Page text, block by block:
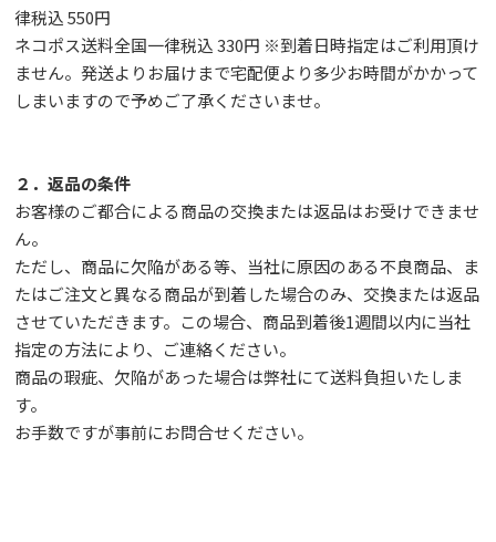
律税込 550円
ネコポス送料全国一律税込 330円 ※到着日時指定はご利用頂け
ません。発送よりお届けまで宅配便より多少お時間がかかって
しまいますので予めご了承くださいませ。
２．返品の条件
お客様のご都合による商品の交換または返品はお受けできませ
ん。
ただし、 商品に欠陥がある等、当社に原因のある不良商品、ま
たはご注文と異なる商品が到着した場合のみ、交換または返品
させていただきます。この場合、商品到着後1週間以内に当社
指定の方法により、ご連絡ください。
商品の瑕疵、欠陥があった場合は弊社にて送料負担いたしま
す。
お手数ですが事前にお問合せください。